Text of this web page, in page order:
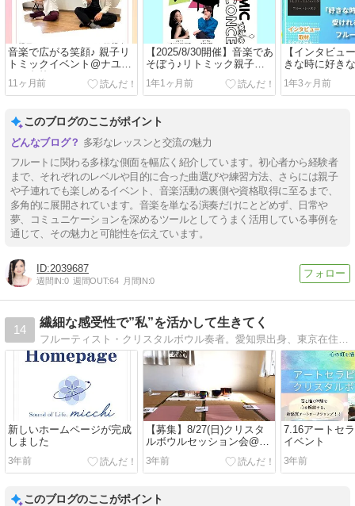
音楽で広がる笑顔♪ 親子リ
トミックイベント@ナユタ
ス月島校
11ヶ月前
【2025/8/30開催】音楽であ
そぼう♪リトミック親子イ
ベント！
1年1ヶ月前
【インタビュ
きな時に好き
ートオンライ
1年3ヶ月前
このブログのここがポイント
多彩なレッスンと交流の魅力
フルートに関わる多様な側面を幅広く紹介しています。初心者から経験者
まで、それぞれのレベルや目的に合った曲選びや練習方法、さらには親子
や子連れでも楽しめるイベント、音楽活動の裏側や資格取得に至るまで、
多角的に展開されています。音楽を単なる演奏だけにとどめず、日常や
夢、コミュニケーションを深めるツールとしてうまく活用している事例を
通じて、その魅力と可能性を伝えています。
2039687
週間IN:0 週間OUT:64 月間IN:0
14
繊細な感受性で”私”を活かして生きてく
フルーティスト・クリスタルボウル奏者。愛知県出身、東京在住。クラシックを基盤にしながら、瞑想音楽、呼吸WSなどを多角的な活動を展開中です。
新しいホームページが完成
しました
3年前
【募集】8/27(日)クリスタ
ルボウルセッション会@カ
フェスロー
3年前
7.16アートセ
イベント
3年前
このブログのここがポイント